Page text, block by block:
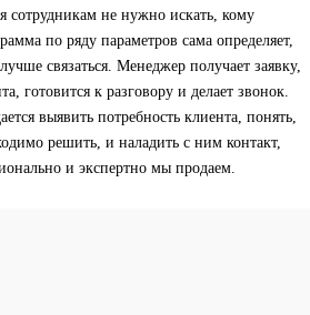
сотрудникам не нужно искать, кому
по ряду параметров сама определяет,
связаться. Менеджер получает заявку,
готовится к разговору и делает звонок.
выявить потребность клиента, понять,
решить, и наладить с ним контакт,
и экспертно мы продаем.